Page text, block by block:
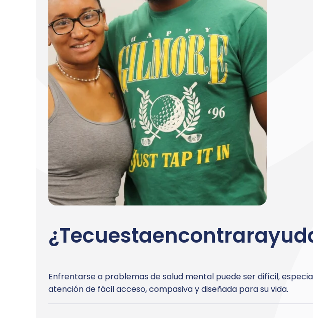
¿Tecuestaencontrar
Enfrentarse a problemas de salud mental puede ser difícil,
atención de fácil acceso, compasiva y diseñada para su vida.